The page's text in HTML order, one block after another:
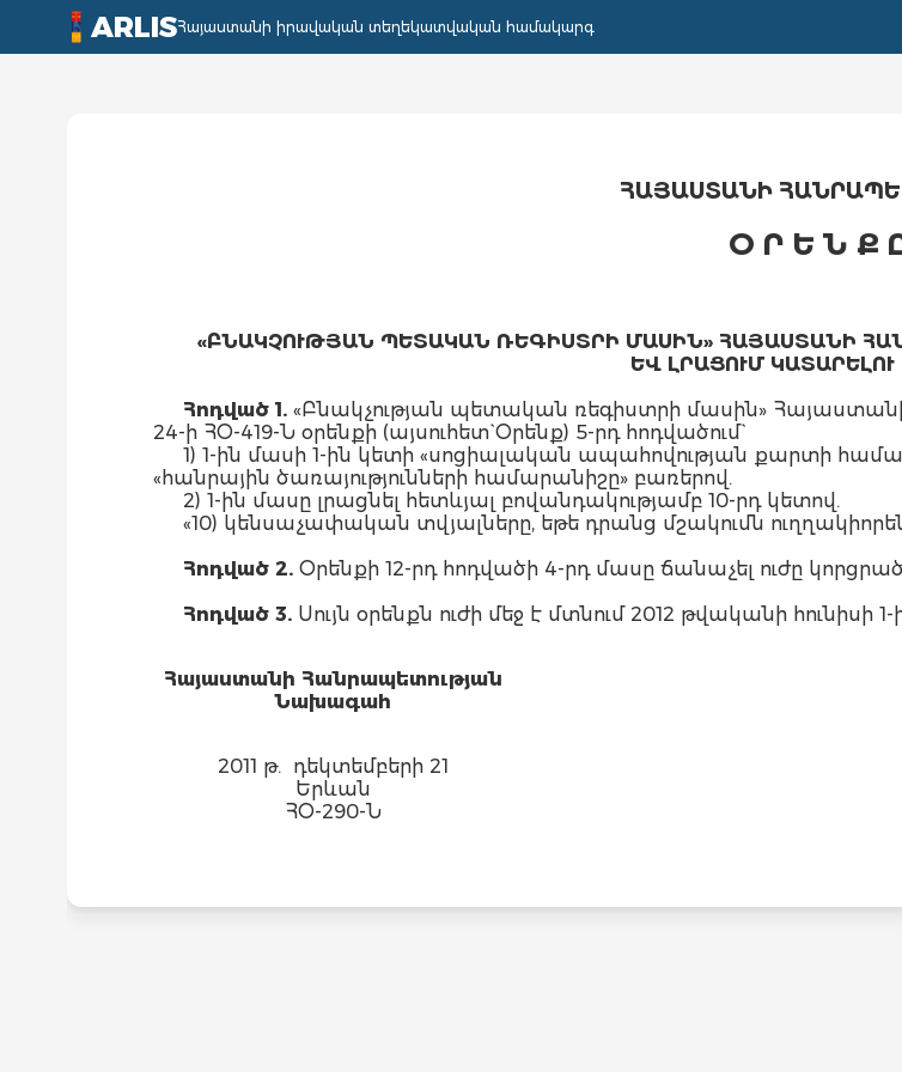
ARLISՀայաստանի իրավական տեղեկատվական համակարգ
ՀԱՅԱՍՏԱՆԻ
Օ Ր Ե Ն Ք
«ԲՆԱԿՉՈՒԹՅԱՆ ՊԵՏԱԿԱՆ ՌԵԳԻՍՏՐԻ ՄԱՍԻՆ» ՀԱՅԱՍՏԱՆԻ
ԵՎ ԼՐԱՑՈՒՄ
Հոդված 1. «Բնակչության պետական ռեգիստրի մասին»
24-ի ՀՕ-419-Ն օրենքի (այսուհետ` Օրենք) 5-րդ հոդվածում`
1) 1-ին մասի 1-ին կետի «սոցիալական ապահովության քարտի
«հանրային ծառայությունների համարանիշը» բառերով.
2) 1-ին մասը լրացնել հետևյալ բովանդակությամբ 10-րդ կետով.
«10) կենսաչափական տվյալները, եթե դրանց մշակումն
Հոդված 2. Օրենքի 12-րդ հոդվածի 4-րդ մասը ճանաչել ուժը
Հոդված 3. Սույն օրենքն ուժի մեջ է մտնում 2012 թվականի հունիսի 1-
Հայաստանի Հանրապետության
Նախագահ
2011 թ. դեկտեմբերի 21
Երևան
ՀՕ-290-Ն